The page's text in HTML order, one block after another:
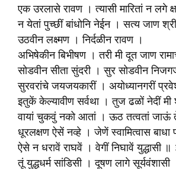
एक उरलासे रावण । त्यासी मारितां न लगे
न येतां पुच्छीं बांधोनि नेईन । सत्य जाण
उठवीन लक्ष्मण । निर्दळीन रावण ।
अभिषेकीन बिभीषण । तरी मी दूत जाण
सोडवीन सीता सुंदरी । सुर सोडवीन
सुरवरांचे जयजयकारीं । अयोध्यानगरीं
इतुकें केल्यावीण सर्वथा । तुज ढळों नेदीं मी
वायां चुकवुं नको आतां । ऊठ तत्वतां
धूरलक्षण ऐसें नव्हे । जेणें स्वामित्वास बाधा
ऐसे न धरावें राघवें । वेगीं निघावें युद्धासी
तूं युद्धधर्म सांडिसी । दूषण लागे सूर्यवंशासी